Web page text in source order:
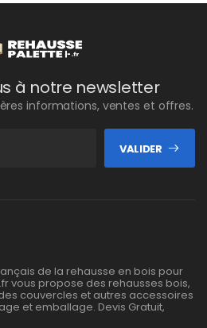
à notre newsletter
informations, ventes et offres.
VALIDER
de la rehausse en bois pour
vous propose des rehausses bois,
couvercles et autres accessoires
et emballage. Devis Gratuit,